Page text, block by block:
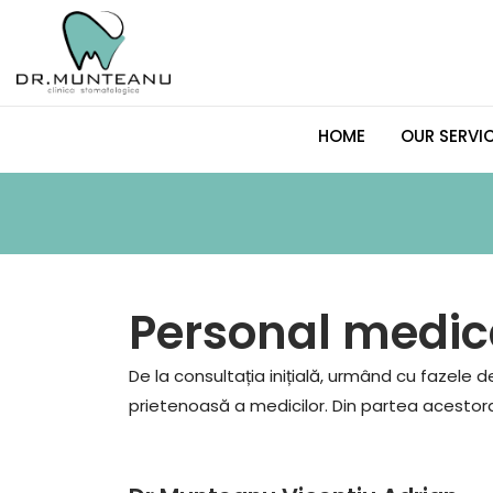
content
HOME OUR
Personal
De la consultația inițială, urmând cu fazele
prietenoasă a medicilor. Din partea